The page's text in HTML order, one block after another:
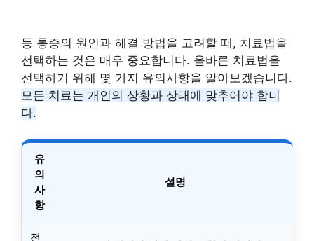
등 통증의 원인과 해결 방법을 고려할 때, 치료법을
선택하는 것은 매우 중요합니다. 올바른 치료법을
선택하기 위해 몇 가지 유의사항을 알아보겠습니다.
모든 치료는 개인의 상황과 상태에 맞추어야 합니
다.
유
의
사
항
설명
전